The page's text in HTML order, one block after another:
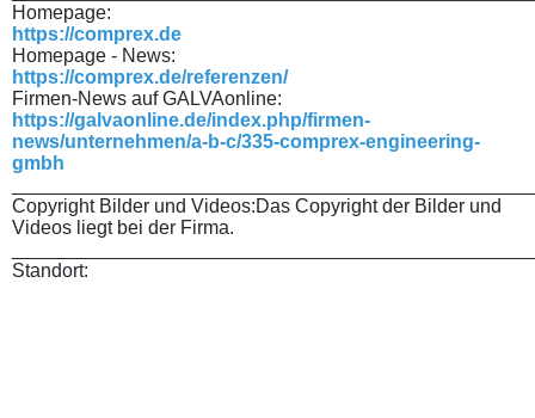
Homepage:
https://comprex.de
Homepage - News:
https://comprex.de/referenzen/
Firmen-News auf GALVAonline:
https://galvaonline.de/index.php/firmen-
news/unternehmen/a-b-c/335-comprex-engineering-
gmbh
Copyright Bilder und Videos:Das Copyright der Bilder und
Videos liegt bei der Firma.
Standort: